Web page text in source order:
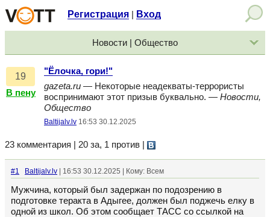
Регистрация Вход
Новости | Общество
19
В пену
"Ёлочка, гори!"
gazeta.ru — Некоторые неадекваты-террористы
воспринимают этот призыв буквально. — Новости,
Общество
Baltijalv.lv 16:53 30.12.2025
23 комментария | 20 за, 1 против
#1 Baltijalv.lv | 16:53 30.12.2025 | Кому: Всем
Мужчина, который был задержан по подозрению в
подготовке теракта в Адыгее, должен был поджечь елку в
одной из школ. Об этом сообщает ТАСС со ссылкой на